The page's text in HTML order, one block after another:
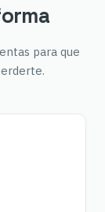
para que